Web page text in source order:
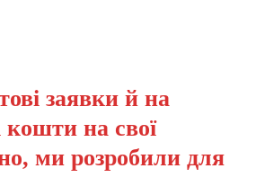
заявки й на
кошти на свої
ми розробили для